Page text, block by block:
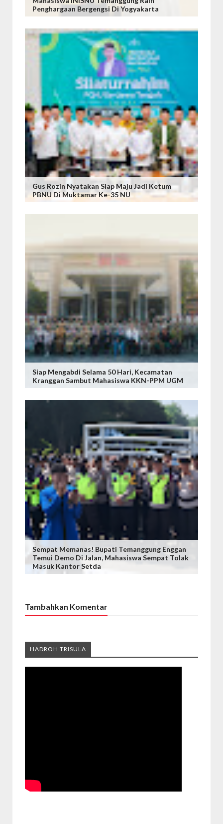
Penghargaan Bergengsi Di Yogyakarta
Gus Rozin Nyatakan Siap Maju Jadi Ketum
PBNU Di Muktamar Ke-35 NU
Siap Mengabdi Selama 50 Hari, Kecamatan
Kranggan Sambut Mahasiswa KKN-PPM UGM
Sempat Memanas! Bupati Temanggung Enggan
Temui Demo Di Jalan, Mahasiswa Sempat Tolak
Masuk Kantor Setda
Tambahkan Komentar
HADROH TRISULA